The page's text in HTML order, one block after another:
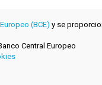
(BCE) y se
Central Europeo